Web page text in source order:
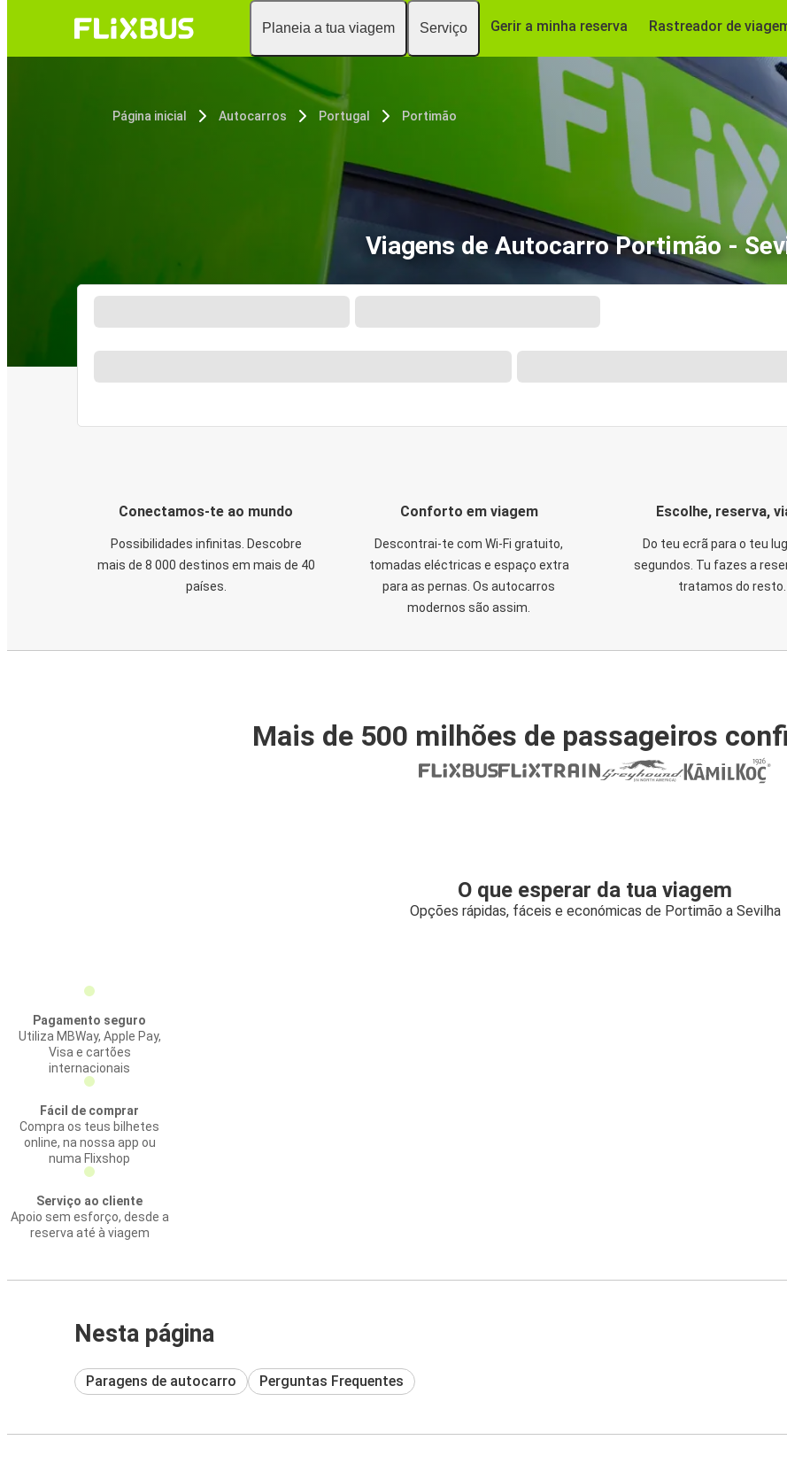
Planeia a tua viagem Serviço Gerir a minha reserva Rastreador de
Página inicial Autocarros Portugal Portimão
Viagens de Autocarro Portimão -
Conectamos-te ao mundo
Possibilidades infinitas. Descobre
mais de 8 000 destinos em mais de 40
países.
Conforto em viagem
Descontrai-te com Wi-Fi gratuito,
tomadas eléctricas e espaço extra
para as pernas. Os autocarros
modernos são assim.
Escolhe, reserva,
Do teu ecrã para o teu
segundos. Tu fazes a
tratamos do resto.
Mais de 500 milhões de passageiros
O que esperar da tua viagem
Opções rápidas, fáceis e económicas de Portimão a Sevilha
Pagamento seguro
Utiliza MBWay, Apple Pay,
Visa e cartões
internacionais
Fácil de comprar
Compra os teus bilhetes
online, na nossa app ou
numa Flixshop
Serviço ao cliente
Apoio sem esforço, desde a
reserva até à viagem
Nesta página
Paragens de autocarro Perguntas Frequentes